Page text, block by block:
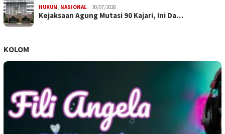
HUKUM, NASIONAL 30/07/2026
Kejaksaan Agung Mutasi 90 Kajari, Ini Da…
KOLOM